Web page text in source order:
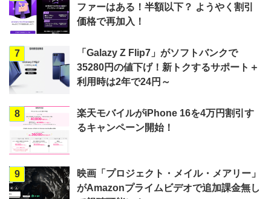
ファーはある！半額以下？ ようやく割引
価格で再加入！
7
「Galazy Z Flip7」がソフトバンクで
35280円の値下げ！新トクするサポート＋
利用時は2年で24円～
8
楽天モバイルがiPhone 16を4万円割引す
るキャンペーン開始！
9
映画「プロジェクト・メイル・メアリー」
がAmazonプライムビデオで追加課金無し